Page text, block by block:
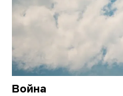
Война